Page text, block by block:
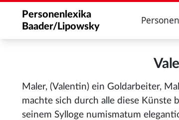
Personenlexika
Baader/Lipowsky
Personen
Maler, (Valentin) ein Goldarbeiter,
machte sich durch alle diese Künste
seinem Sylloge numismatum